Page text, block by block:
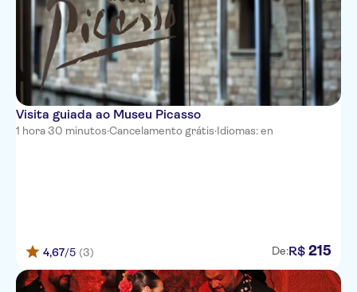
Visita guiada ao Museu Picasso
1 hora 30 minutos·Cancelamento grátis·Idiomas: en
4,67/5 (3) De:R$ 215